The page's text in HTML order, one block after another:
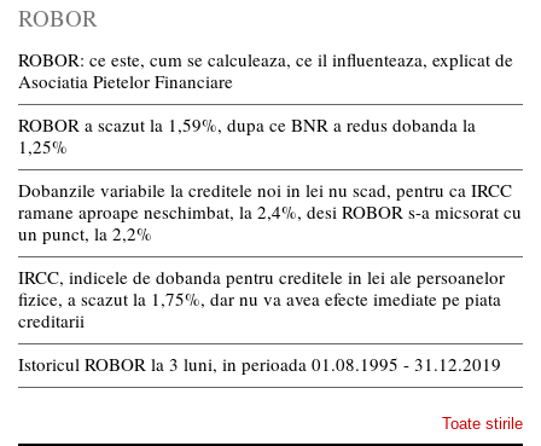
ROBOR
ROBOR: ce este, cum se calculeaza, ce il influenteaza, explicat de
Asociatia Pietelor Financiare
ROBOR a scazut la 1,59%, dupa ce BNR a redus dobanda la
1,25%
Dobanzile variabile la creditele noi in lei nu scad, pentru ca IRCC
ramane aproape neschimbat, la 2,4%, desi ROBOR s-a micsorat cu
un punct, la 2,2%
IRCC, indicele de dobanda pentru creditele in lei ale persoanelor
fizice, a scazut la 1,75%, dar nu va avea efecte imediate pe piata
creditarii
Istoricul ROBOR la 3 luni, in perioada 01.08.1995 - 31.12.2019
Toate stirile